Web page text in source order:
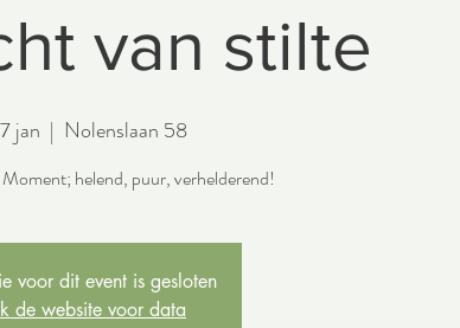
van stilte
jan
  |
Nolenslaan 58
helend, puur, verhelderend!
voor dit event is gesloten
de website voor data